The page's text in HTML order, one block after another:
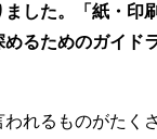
した。「紙・印
るためのガイド
れるものがたく